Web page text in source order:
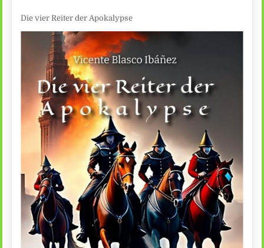
Die vier Reiter der Apokalypse